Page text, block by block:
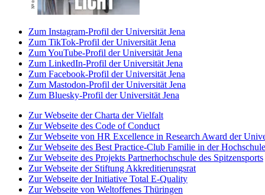
Zum Instagram-Profil der Universität Jena
Zum TikTok-Profil der Universität Jena
Zum YouTube-Profil der Universität Jena
Zum LinkedIn-Profil der Universität Jena
Zum Facebook-Profil der Universität Jena
Zum Mastodon-Profil der Universität Jena
Zum Bluesky-Profil der Universität Jena
Zur Webseite der Charta der Vielfalt
Zur Webseite des Code of Conduct
Zur Webseite von HR Excellence in Research Award der
Zur Webseite des Best Practice-Club Familie in der Hochschule
Zur Webseite des Projekts Partnerhochschule des Spitzensports
Zur Webseite der Stiftung Akkreditierungsrat
Zur Webseite der Initiative Total E-Quality
Zur Webseite von Weltoffenes Thüringen